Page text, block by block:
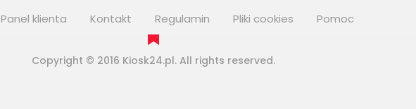
Panel klienta Kontakt Regulamin Pliki cookies Pomoc
Copyright © 2016 Kiosk24.pl. All rights reserved.